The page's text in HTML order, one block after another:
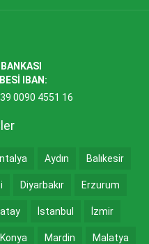
IBAN:
0090 4551 16
Aydın Balıkesir
Diyarbakır Erzurum
İstanbul İzmir
Konya Mardin Malatya